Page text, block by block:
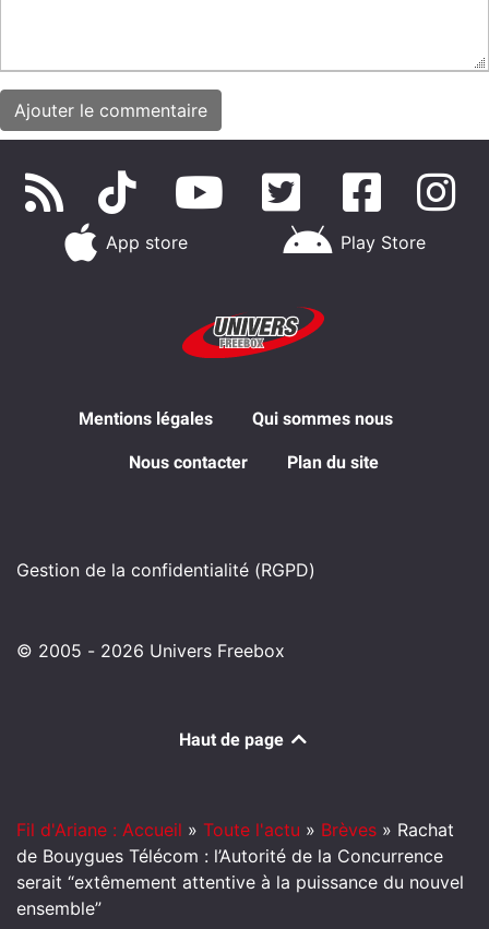
App store Play Store
Mentions légales Qui sommes nous
Nous contacter Plan du site
Gestion de la confidentialité (RGPD)
© 2005 - 2026 Univers Freebox
Haut de page
Fil d'Ariane : Accueil » Toute l'actu » Brèves » Rachat
de Bouygues Télécom : l’Autorité de la Concurrence
serait “extêmement attentive à la puissance du nouvel
ensemble”